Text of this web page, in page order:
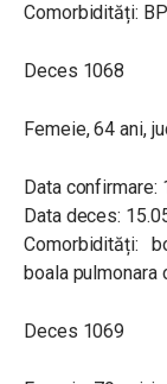
Comorbidități:
Deces 1068
Femeie, 64 ani,
Data confirmare:
Data deces:
Comorbidități:
boala pulmonara
Deces 1069